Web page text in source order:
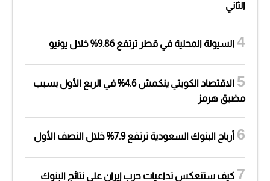
الثاني
السيولة المحلية في قطر ترتفع 9.86% خلال يونيو
الاقتصاد الكويتي ينكمش 4.6% في الربع الأول بسبب
مضيق هرمز
أرباح البنوك السعودية ترتفع 7.9% خلال النصف الأول
كيف ستنعكس تداعيات حرب إيران على نتائج البنوك